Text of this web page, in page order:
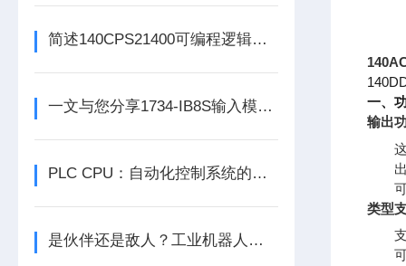
简述140CPS21400可编程逻辑控制器主要组成部分的功能特点
一文与您分享1734-IB8S输入模块的常见故障相应解决方法
PLC CPU：自动化控制系统的核心中枢
是伙伴还是敌人？工业机器人的未来之路
一、
输出
类型